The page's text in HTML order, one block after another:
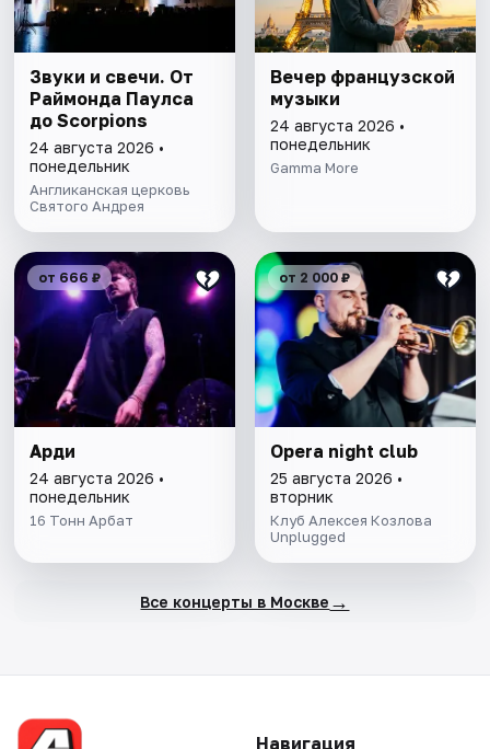
Звуки и свечи. От
Раймонда Паулса
до Scorpions
24 августа 2026 •
понедельник
Англиканская церковь
Святого Андрея
Вечер французской
музыки
24 августа 2026 •
понедельник
Gamma More
от 666 ₽
Арди
24 августа 2026 •
понедельник
16 Тонн Арбат
от 2 000 ₽
Opera night club
25 августа 2026 •
вторник
Клуб Алексея Козлова
Unplugged
Все концерты в Москве →
Навигация